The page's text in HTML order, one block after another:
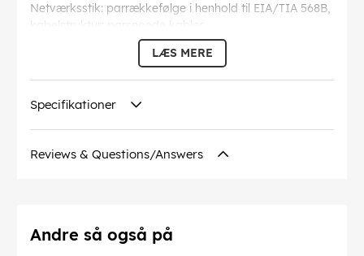
Netværksstik: parrækkefølge i henhold til EIA/TIA 568B,
kabelstruktur: parsnoede kabler
Længden af Ethernetkablet er angivet på den
overstøbte, slanke bøjningsbeskyttelsesmuffe på det
lige stik.
Bøjningsradius >
: 46.4 mm
Specifikation: CAT 5e
Afskærmning klasse: F/UTP
Driftstemperatur op til: 40 °C
Driftstemperatur fra
: 0 °C
LÆS MERE
Specifikationer
Reviews & Questions/Answers
Andre så også på